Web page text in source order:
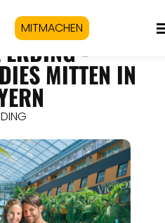
MITMACHEN
-
MITTEN IN